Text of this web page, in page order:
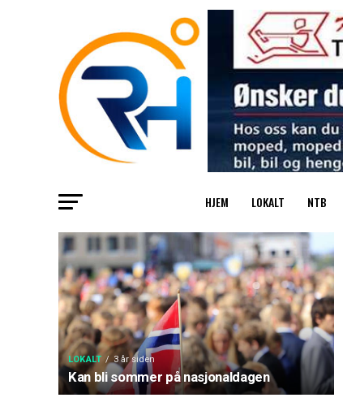
HJEM LOKALT NTB
LOKALT 3 år siden
Kan bli sommer på nasjonaldagen